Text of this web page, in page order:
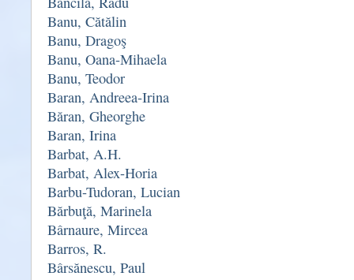
Banu, Cătălin
Banu, Dragoş
Banu, Oana-Mihaela
Banu, Teodor
Baran, Andreea-Irina
Băran, Gheorghe
Baran, Irina
Barbat, A.H.
Barbat, Alex-Horia
Barbu-Tudoran, Lucian
Bărbuţă, Marinela
Bârnaure, Mircea
Barros, R.
Bârsănescu, Paul